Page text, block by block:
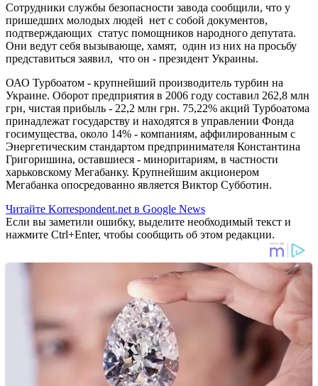
Сотрудники службы безопасности завода сообщили, что у
пришедших молодых людей нет с собой документов,
подтверждающих статус помощников народного депутата.
Они ведут себя вызывающе, хамят, один из них на просьбу
представиться заявил, что он - президент Украины.
ОАО Турбоатом - крупнейший производитель турбин на
Украине. Оборот предприятия в 2006 году составил 262,8 млн
грн, чистая прибыль - 22,2 млн грн. 75,22% акций Турбоатома
принадлежат государству и находятся в управлении Фонда
госимущества, около 14% - компаниям, аффилированным с
Энергетическим стандартом предпринимателя Константина
Григоришина, оставшиеся - миноритариям, в частности
харьковскому Мегабанку. Крупнейшим акционером
Мегабанка опосредованно является Виктор Субботин.
Читайте Korrespondent.net в Google News
Если вы заметили ошибку, выделите необходимый текст и
нажмите Ctrl+Enter, чтобы сообщить об этом редакции.